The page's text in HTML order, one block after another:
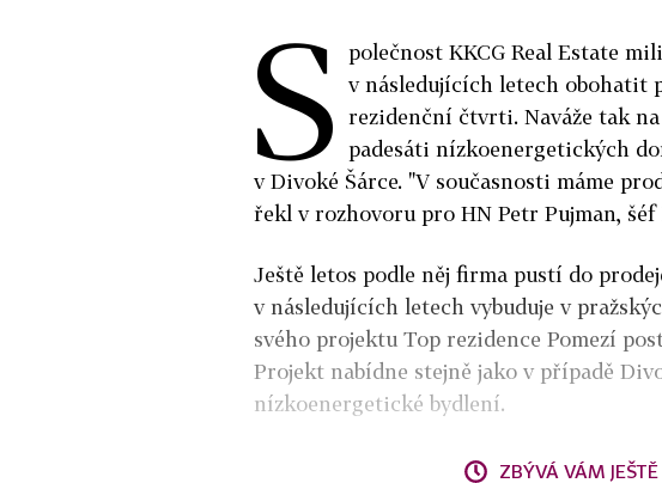
S
polečnost KKCG Real Es­tate
v následujících letech
rezidenční čtvrti. Naváže tak
padesáti nízkoenergetických
v Divoké Šárce. "V současnosti máme
řekl v rozhovoru pro HN Petr Pujman, šéf
Ještě letos podle něj firma pustí do
v následujících letech vybuduje v
svého projektu Top rezidence Pomezí
Projekt nabídne stejně jako v případě
nízkoenergetické bydlení.
ZBÝVÁ VÁM